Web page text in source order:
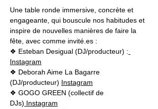
Une table ronde immersive, concrète et
engageante, qui bouscule nos habitudes et
inspire de nouvelles manières de faire la
fête, avec comme invité.es :
❖ Esteban Desigual (DJ/producteur) :
Instagram
❖ Deborah Aime La Bagarre
(DJ/producteur) Instagram
❖ GOGO GREEN (collectif de
DJs) Instagram